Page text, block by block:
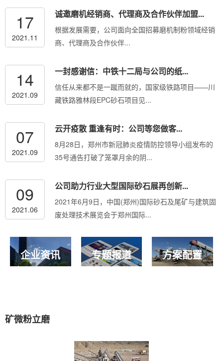
17
2021.11
诚邀磨机经销商、代理商及合作伙伴加盟...
根据发展需要，公司面向全国招募磨机制粉领域经销
商、代理商及合作伙伴...
14
2021.09
一封感谢信：中铁十二局与公司的纸...
信任从来都不是一蹴而就的，国家级铁路项目——川
藏铁路雅林段EPC砂石项目见...
07
2021.09
云开疫散 重逢有时：公司等您做客...
8月28日，郑州市新冠肺炎疫情防控领导小组发布的
35号通告打破了笼罩月余的阴...
09
2021.06
公司助力行业大型国际砂石展再创新...
2021年6月9日，中国(郑州)国际砂石及尾矿与建筑固
废处理技术展览会于郑州国际...
企业资讯 专题报道 方案配置
矿微粉立磨